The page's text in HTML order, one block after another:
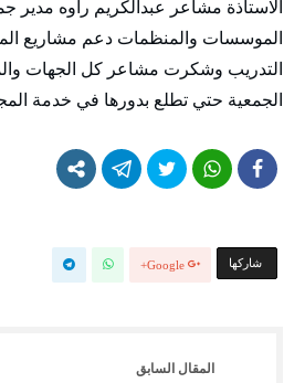
الاستاذة مشاعر عبدالكريم راوه مدير
الموسسات والمنظمات دعم مشاريع
التدريب وشكرت مشاعر كل الجهات
الجمعية حتي تطلع بدورها في خدمة
‫‫ شاركها‬ Google+